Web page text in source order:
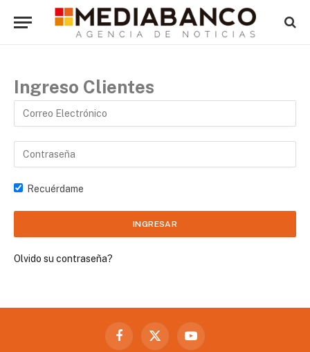
Ingreso Clientes
Recuérdame
Olvido su contraseña?
Facebook
X
YouTube